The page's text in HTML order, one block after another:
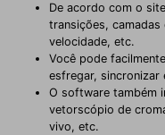
De acordo com o
transições,
velocidade, etc.
Você pode
esfregar, sincronizar
O software também
vetorscópio de
vivo, etc.